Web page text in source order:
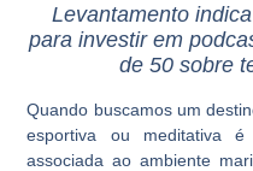
Levantamento
para investir em
de 50 sobre
Quando buscamos um
esportiva ou meditativa
associada ao ambiente